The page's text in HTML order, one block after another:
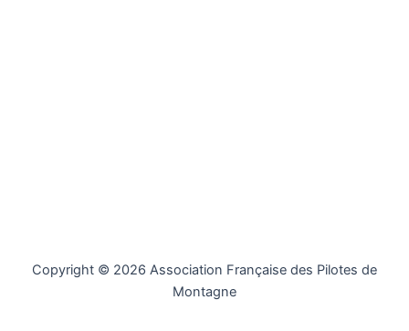
Copyright © 2026 Association Française des Pilotes de
Montagne